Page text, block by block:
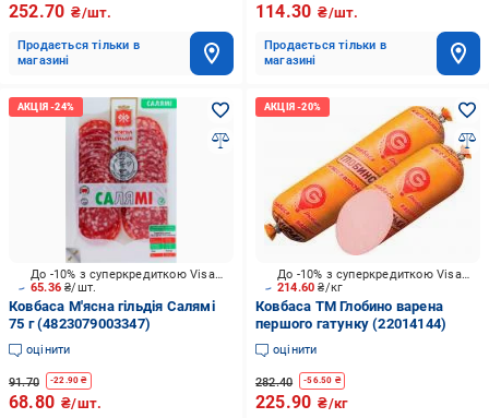
252.70 ₴/шт.
Продається тільки в
магазині
114.30 ₴/шт.
Продається тільки в
магазині
65.36₴/шт.
До -10% з суперкредиткою Visa Вигода
Ковбаса М'ясна гільдія Салямі
75 г (4823079003347)
оцінити
91.70 -22.90 ₴
68.80 ₴/шт.
214.60₴/кг
До -10% з суперкредиткою Visa Вигода
Ковбаса ТМ Глобино варена
першого гатунку (22014144)
оцінити
282.40 -56.50 ₴
225.90 ₴/кг